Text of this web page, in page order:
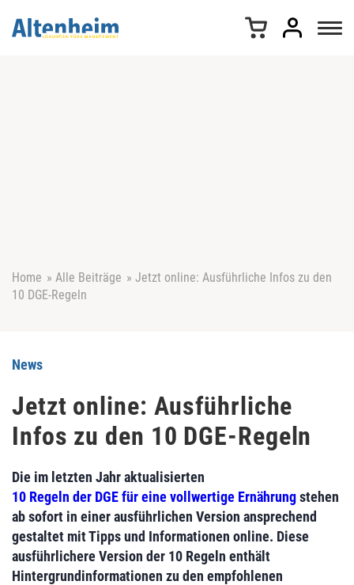
Home » Alle Beiträge » Jetzt online: Ausführliche Infos zu den
10 DGE-Regeln
News
Jetzt online: Ausführliche
Infos zu den 10 DGE-Regeln
Die im letzten Jahr aktualisierten
10 Regeln der DGE für eine vollwertige Ernährungstehen
ab sofort in einer ausführlichen Version ansprechend
gestaltet mit Tipps und Informationen online. Diese
ausführlichere Version der 10 Regeln enthält
Hintergrundinformationen zu den empfohlenen